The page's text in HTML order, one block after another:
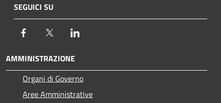
SEGUICI SU
Facebook Twitter
AMMINISTRAZIONE
Organi di Governo
Aree Amministrative